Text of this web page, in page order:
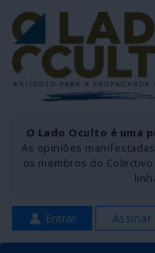
O Lado Oculto é uma
As opiniões
os membros do
Entrar Assinar